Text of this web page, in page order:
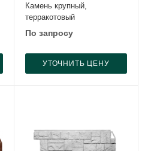
Камень крупный,
терракотовый
По запросу
УТОЧНИТЬ ЦЕНУ